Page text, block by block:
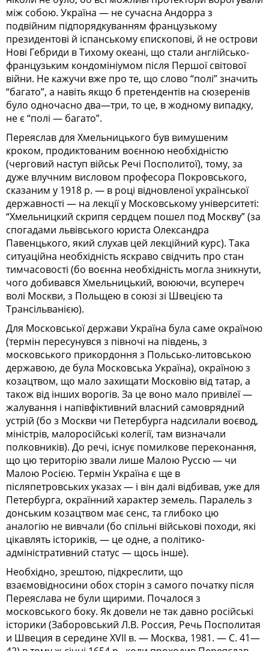
між собою. Україна — не сучасна Андорра з
подвійним підпорядкуванням французькому
президентові й іспанському єпископові, й не острови
Нові Гебриди в Тихому океані, що стали англійсько-
французьким кондомініумом після Першої світової
війни. Не кажучи вже про те, що слово “полі” значить
“багато”, а навіть якщо б претендентів на сюзеренів
було одночасно два—три, то це, в жодному випадку,
не є “полі — багато”.
Переяслав для Хмельницького був вимушеним
кроком, продиктованим воєнною необхідністю
(черговий наступ військ Речі Посполитої), тому, за
дуже влучним висловом професора Покровського,
сказаним у 1918 р. — в році відновленої української
державності — на лекції у Московському університеті:
“Хмельницкий скрипя сердцем пошел под Москву” (за
спогадами львівського юриста Олександра
Павенцького, який слухав цей лекційний курс). Така
ситуаційна необхідність яскраво свідчить про стан
тимчасовості (бо воєнна необхідність могла зникнути,
чого добивався Хмельницький, воюючи, всупереч
волі Москви, з Польщею в союзі зі Швецією та
Трансільванією).
Для Московської держави Україна була саме окраїною
(термін пересунувся з півночі на південь, з
московського прикордоння з Польсько-литовською
державою, де була Московська Україна), окраїною з
козацтвом, що мало захищати Московію від татар, а
також від інших ворогів. За це воно мало привілеї —
жалування і напівфіктивний власний самоврядний
устрій (бо з Москви чи Петербурга надсилали воєвод,
міністрів, малоросійські колегії, там визначали
полковників). До речі, існує помилкове переконання,
що цю територію звали лише Малою Руссю — чи
Малою Росією. Термін Україна є ще в
післяпетровських указах — і він далі відбивав, уже для
Петербурга, окраїнний характер земель. Паралель з
донським козацтвом має сенс, та глибоко цю
аналогію не вивчали (бо спільні військові походи, які
цікавлять істориків, — це одне, а політико-
адміністративний статус — щось інше).
Необхідно, зрештою, підкреслити, що
взаємовідносини обох сторін з самого початку після
Переяслава не були щирими. Почалося з
московського боку. Як довели не так давно російські
історики (Заборовський Л.В. Россия, Речь Посполитая
и Швеция в середине ХVII в. — Москва, 1981. — С. 41—